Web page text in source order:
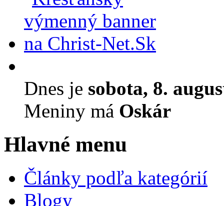
Dnes je sobota, 8.
Meniny má Oskár
Hlavné menu
Články podľa kategórií
Blogy